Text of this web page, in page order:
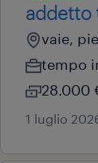
addetto
vaie,
tempo
28.000
1 luglio